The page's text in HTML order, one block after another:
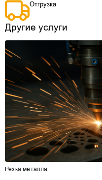
Отгрузка
Другие услуги
Резка металла